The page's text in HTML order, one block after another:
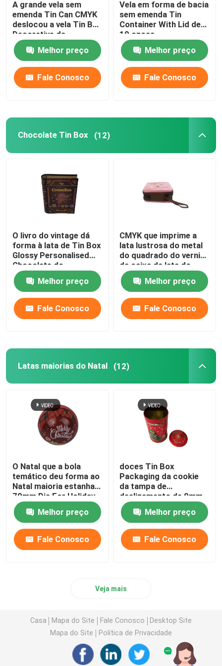
Tin Gift Box
Latas cosméticas
Tin Lunch Boxes
Contenedores redondos de estanho
Quadrado Tin Box
Tin Can feito sob encomenda
A grande vela sem
emenda Tin Can CMYK
deslocou a vela Tin Box
Decorative da
impressão
Melhor preço
Fale Conosco
Vela em forma de bacia
sem emenda Tin
Container With Lid de
10 onças
Melhor preço
Fale Conosco
Chocolate Tin Box (12)
O livro do vintage dá
forma à lata de Tin Box
Glossy Personalised
Chocolate do
chocolate
Melhor preço
Fale Conosco
CMYK que imprime a
lata lustrosa do metal
do quadrado do verniz
da caixa da lata do
chocolate do zíper
Melhor preço
Fale Conosco
Latas maiorias do Natal (12)
O Natal que a bola
temático deu forma ao
Natal maioria estanha
70mm Dia For Holiday
Gift Promotion
Melhor preço
Fale Conosco
doces Tin Box
Packaging da cookie
da tampa de
deslizamento de 9mm
Dia Christmas Musical
Tin WithMelhor preço
Fale Conosco
Veja mais
Casa Mapa do Site Fale Conosco
Desktop Site
Mapa do Site
Política de Privacidade